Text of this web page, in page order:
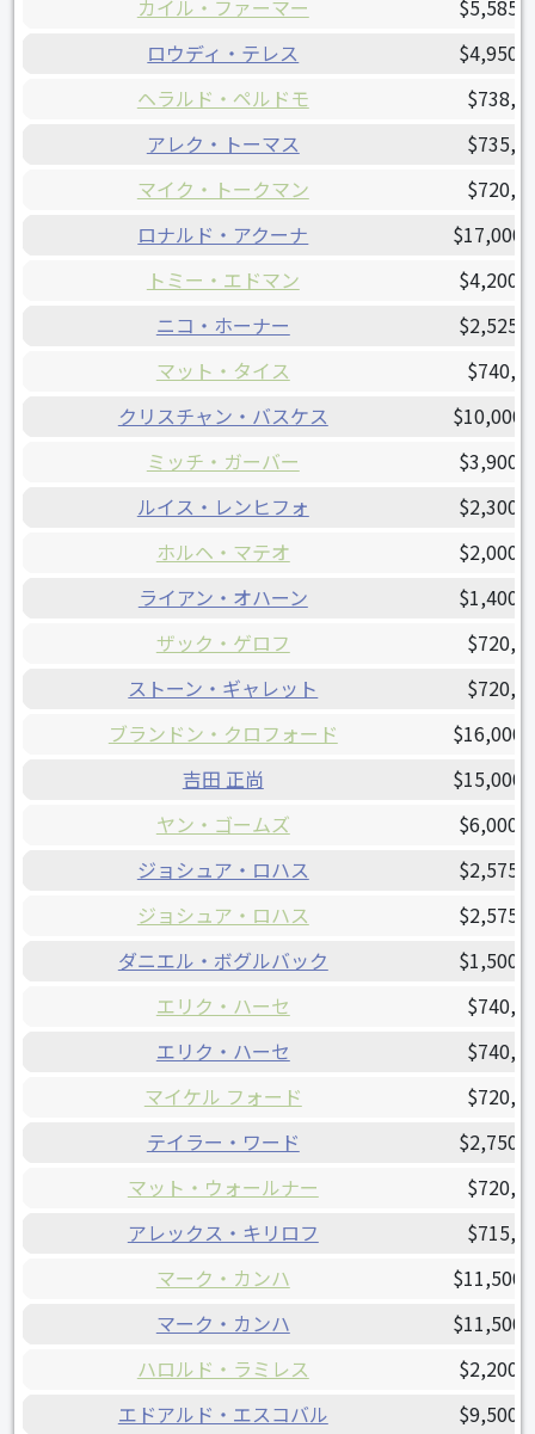
カイル・ファーマー
ロウディ・テレス
ヘラルド・ペルドモ
アレク・トーマス
マイク・トークマン
ロナルド・アクーナ
トミー・エドマン
ニコ・ホーナー
マット・タイス
クリスチャン・バスケス
ミッチ・ガーバー
ルイス・レンヒフォ
ホルヘ・マテオ
ライアン・オハーン
ザック・ゲロフ
ストーン・ギャレット
ブランドン・クロフォード
吉田 正尚
ヤン・ゴームズ
ジョシュア・ロハス
ジョシュア・ロハス
ダニエル・ボグルバック
エリク・ハーセ
エリク・ハーセ
マイケル フォード
テイラー・ワード
マット・ウォールナー
アレックス・キリロフ
マーク・カンハ
マーク・カンハ
ハロルド・ラミレス
エドアルド・エスコバル